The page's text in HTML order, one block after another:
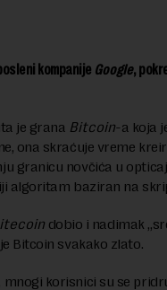
kompanije Google,
je grana Bitcoin-a koja
ona skraćuje vreme
granicu novčića u
algoritam baziran na
dobio i nadimak
Bitcoin svakako zlato.
mnogi korisnici su se